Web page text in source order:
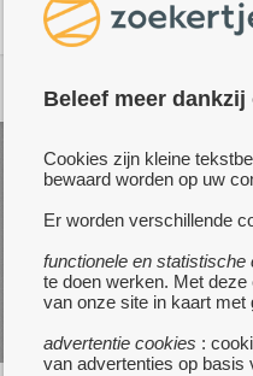
Beleef meer
Cookies zijn kleine
bewaard worden op uw
Er worden verschillende
functionele en statistische
te doen werken. Met
van onze site in kaart met
advertentie cookies :
van advertenties op basis
voeg uw zoekertje toe
mijn zoekertjes
Bezoek ook eens onze
websites :
www.startpagina.be
www.koken.be